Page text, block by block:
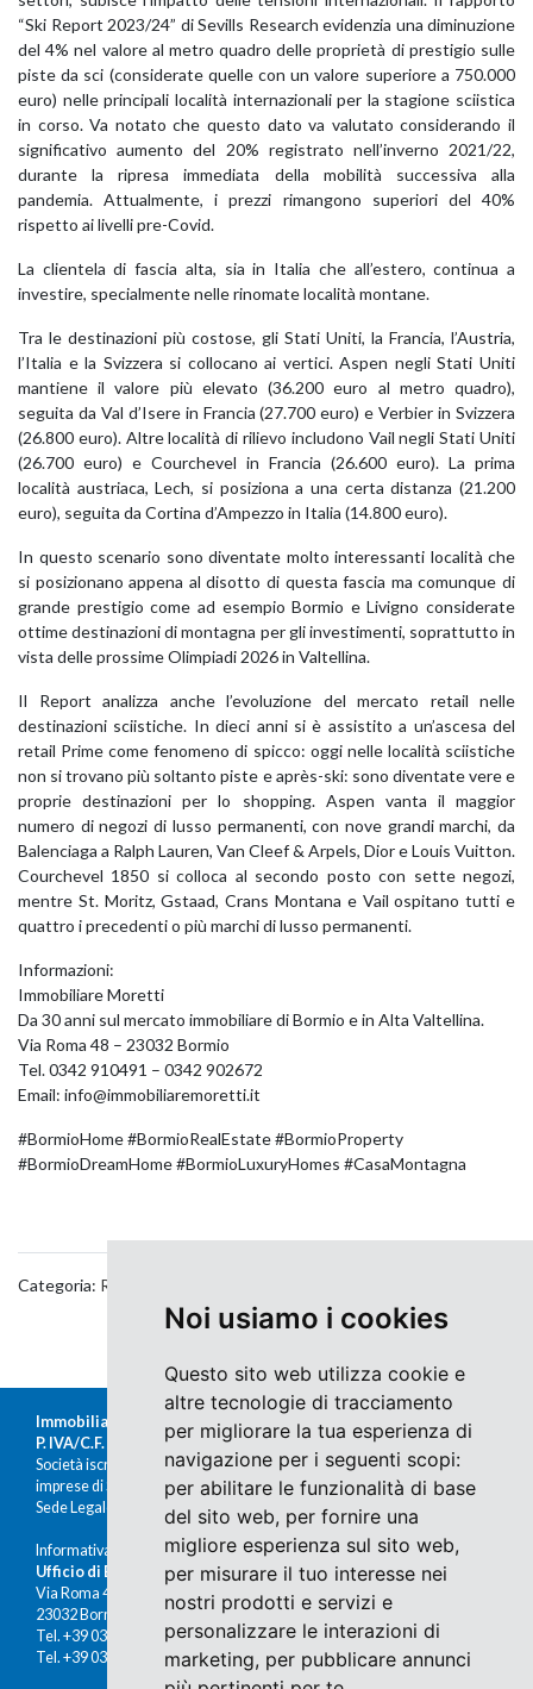
Noi usiamo i cookies
Questo sito web utilizza cookie e
altre tecnologie di tracciamento
per migliorare la tua esperienza di
navigazione per i seguenti scopi:
per abilitare le funzionalità di base
del sito web, per fornire una
migliore esperienza sul sito web,
per misurare il tuo interesse nei
nostri prodotti e servizi e
personalizzare le interazioni di
marketing, per pubblicare annunci
“Ski Report 2023/24” di Sevills Research evidenzia una diminuzione
del 4% nel valore al metro quadro delle proprietà di prestigio sulle
piste da sci (considerate quelle con un valore superiore a 750.000
euro) nelle principali località internazionali per la stagione sciistica
in corso. Va notato che questo dato va valutato considerando il
significativo aumento del 20% registrato nell’inverno 2021/22,
durante la ripresa immediata della mobilità successiva alla
pandemia. Attualmente, i prezzi rimangono superiori del 40%
rispetto ai livelli pre-Covid.
La clientela di fascia alta, sia in Italia che all’estero, continua a
investire, specialmente nelle rinomate località montane.
Tra le destinazioni più costose, gli Stati Uniti, la Francia, l’Austria,
l’Italia e la Svizzera si collocano ai vertici. Aspen negli Stati Uniti
mantiene il valore più elevato (36.200 euro al metro quadro),
seguita da Val d’Isere in Francia (27.700 euro) e Verbier in Svizzera
(26.800 euro). Altre località di rilievo includono Vail negli Stati Uniti
(26.700 euro) e Courchevel in Francia (26.600 euro). La prima
località austriaca, Lech, si posiziona a una certa distanza (21.200
euro), seguita da Cortina d’Ampezzo in Italia (14.800 euro).
In questo scenario sono diventate molto interessanti località che
si posizionano appena al disotto di questa fascia ma comunque di
grande prestigio come ad esempio Bormio e Livigno considerate
ottime destinazioni di montagna per gli investimenti, soprattutto in
vista delle prossime Olimpiadi 2026 in Valtellina.
Il Report analizza anche l’evoluzione del mercato retail nelle
destinazioni sciistiche. In dieci anni si è assistito a un’ascesa del
retail Prime come fenomeno di spicco: oggi nelle località sciistiche
non si trovano più soltanto piste e après-ski: sono diventate vere e
proprie destinazioni per lo shopping. Aspen vanta il maggior
numero di negozi di lusso permanenti, con nove grandi marchi, da
Balenciaga a Ralph Lauren, Van Cleef & Arpels, Dior e Louis Vuitton.
Courchevel 1850 si colloca al secondo posto con sette negozi,
mentre St. Moritz, Gstaad, Crans Montana e Vail ospitano tutti e
quattro i precedenti o più marchi di lusso permanenti.
Informazioni:
Immobiliare Moretti
Da 30 anni sul mercato immobiliare di Bormio e in Alta Valtellina.
Via Roma 48 – 23032 Bormio
Tel. 0342 910491 – 0342 902672
Email: info@immobiliaremoretti.it
#BormioHome #BormioRealEstate #BormioProperty
#BormioDreamHome #BormioLuxuryHomes #CasaMontagna
Categoria: Real Estate
Immobiliare Moretti s.r.l.
P. IVA/C.F. 00676380140
Società iscritta al Registro delle
imprese di Sondrio al n.47430
Sede Legale: Via Nazario Sauro 1, Sondrio
Informativa Cookies e Privacy
Ufficio di Bormio
Via Roma 48
23032 Bormio (SO)
Tel. +39 0342 910491
Tel. +39 0342 902672